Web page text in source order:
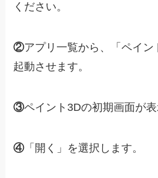
ください。
②アプリ一覧から、「ペイン
起動させます。
③ペイント3Dの初期画面が表
④「開く」を選択します。